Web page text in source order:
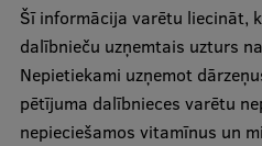
Šī informācija varētu liecināt,
dalībnieču uzņemtais uzturs
Nepietiekami uzņemot
pētījuma dalībnieces varētu
nepieciešamos vitamīnus un